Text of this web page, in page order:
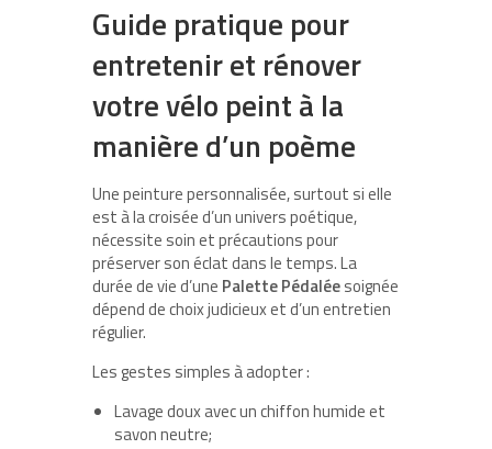
Guide pratique pour
entretenir et rénover
votre vélo peint à la
manière d’un poème
Une peinture personnalisée, surtout si elle
est à la croisée d’un univers poétique,
nécessite soin et précautions pour
préserver son éclat dans le temps. La
durée de vie d’une Palette Pédaléesoignée
dépend de choix judicieux et d’un entretien
régulier.
Les gestes simples à adopter :
Lavage doux avec un chiffon humide et
savon neutre;